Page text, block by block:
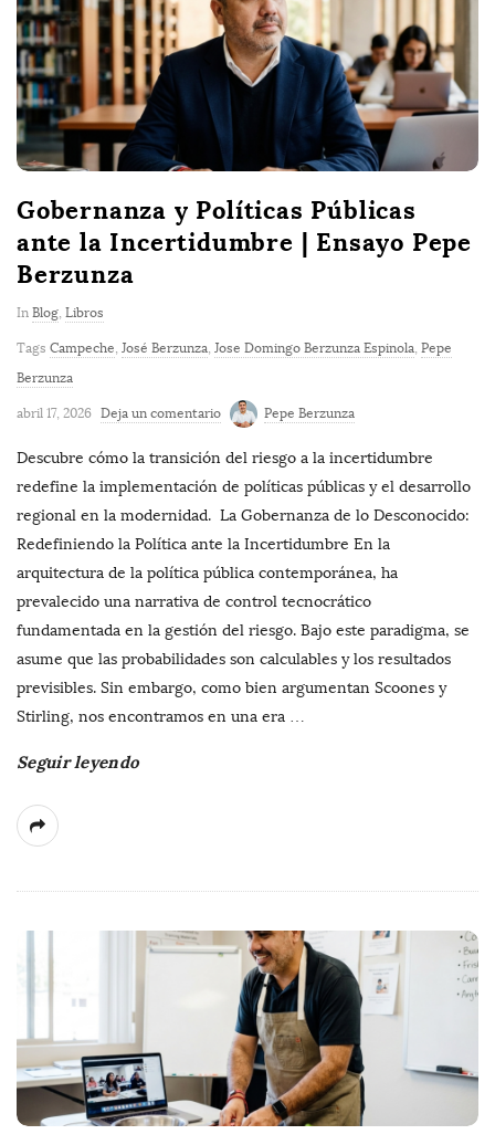
Gobernanza y Políticas Públicas
ante la Incertidumbre | Ensayo Pepe
Berzunza
In Blog Libros
Tags Campeche José Berzunza Jose Domingo Berzunza Espinola Pepe
Berzunza
abril 17, 2026 Deja un comentario Pepe Berzunza
Descubre cómo la transición del riesgo a la incertidumbre
redefine la implementación de políticas públicas y el desarrollo
regional en la modernidad. La Gobernanza de lo Desconocido:
Redefiniendo la Política ante la Incertidumbre En la
arquitectura de la política pública contemporánea, ha
prevalecido una narrativa de control tecnocrático
fundamentada en la gestión del riesgo. Bajo este paradigma, se
asume que las probabilidades son calculables y los resultados
previsibles. Sin embargo, como bien argumentan Scoones y
Stirling, nos encontramos en una era …
Seguir leyendo